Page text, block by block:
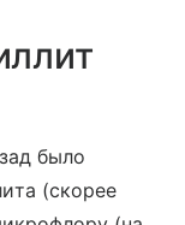
было
(скорее